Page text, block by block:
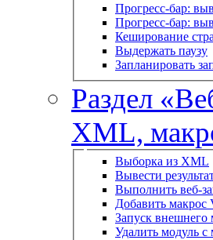
Прогресс-бар:
Прогресс-бар:
Кеширование
Выдержать паузу
Запланировать
Раздел
XML,
Выборка из XML
Вывести
Выполнить веб-
Добавить
Запуск внешнего
Удалить модуль